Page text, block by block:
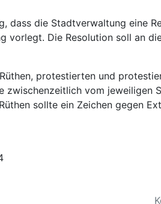
dass die Stadtverwaltung eine
vorlegt. Die Resolution soll an
protestierten und
zwischenzeitlich vom jeweiligen
sollte ein Zeichen gegen